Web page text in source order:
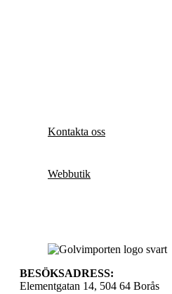
Kontakta oss
Webbutik
BESÖKSADRESS:
Elementgatan 14, 504 64 Borås